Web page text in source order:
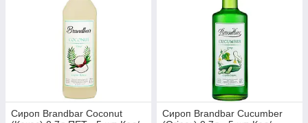
Сироп Brandbar Coconut
Сироп Brandbar Cucumber